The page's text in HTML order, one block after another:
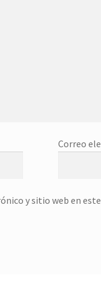
Correo
y sitio web en